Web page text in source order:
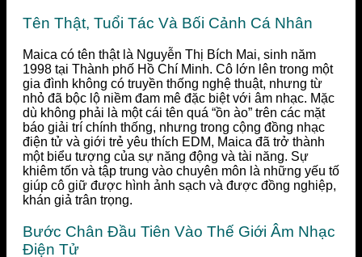
Tên Thật, Tuổi Tác Và Bối Cảnh Cá Nhân
Maica có tên thật là Nguyễn Thị Bích Mai, sinh năm
1998 tại Thành phố Hồ Chí Minh. Cô lớn lên trong một
gia đình không có truyền thống nghệ thuật, nhưng từ
nhỏ đã bộc lộ niềm đam mê đặc biệt với âm nhạc. Mặc
dù không phải là một cái tên quá “ồn ào” trên các mặt
báo giải trí chính thống, nhưng trong cộng đồng nhạc
điện tử và giới trẻ yêu thích EDM, Maica đã trở thành
một biểu tượng của sự năng động và tài năng. Sự
khiêm tốn và tập trung vào chuyên môn là những yếu tố
giúp cô giữ được hình ảnh sạch và được đồng nghiệp,
khán giả trân trọng.
Bước Chân Đầu Tiên Vào Thế Giới Âm Nhạc
Điện Tử